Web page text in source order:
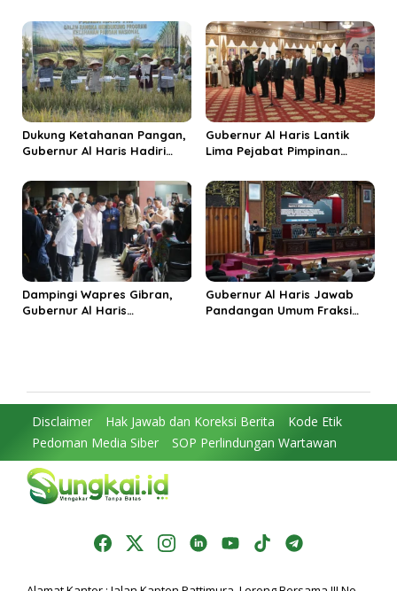
Ekonomi Rakyat
Jadi Destinasi Wisata
Budaya Unggulan
Dukung Ketahanan Pangan,
Gubernur Al Haris Hadiri
Kabupaten Tanjungjabung
Timur
Gubernur Al Haris Lantik
Lima Pejabat Pimpinan
Penguatan Kinerja dan
Integritas
Dampingi Wapres Gibran,
Gubernur Al Haris
Gubernur Al Haris Jawab
Pandangan Umum Fraksi
Disclaimer Hak Jawab dan Koreksi Berita
Kode Etik
Pedoman Media Siber
SOP Perlindungan Wartawan